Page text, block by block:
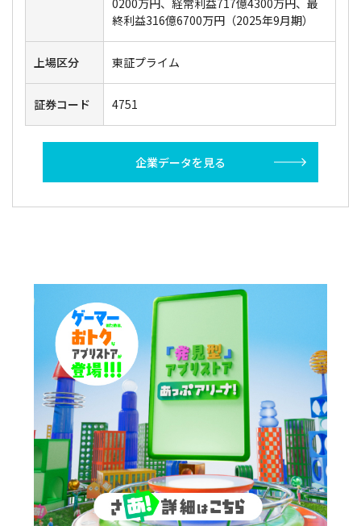
0200万円、経常利益717億4300万円、最
終利益316億6700万円（2025年9月期）
上場区分 東証プライム
証券コード 4751
企業データを見る